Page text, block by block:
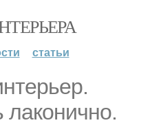
статьи
лаконично.